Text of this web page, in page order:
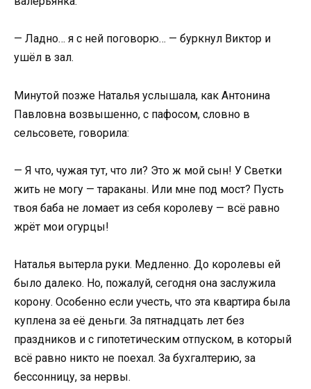
— Ладно… я с ней поговорю… — буркнул Виктор и
ушёл в зал.
Минутой позже Наталья услышала, как Антонина
Павловна возвышенно, с пафосом, словно в
сельсовете, говорила:
— Я что, чужая тут, что ли? Это ж мой сын! У Светки
жить не могу — тараканы. Или мне под мост? Пусть
твоя баба не ломает из себя королеву — всё равно
жрёт мои огурцы!
Наталья вытерла руки. Медленно. До королевы ей
было далеко. Но, пожалуй, сегодня она заслужила
корону. Особенно если учесть, что эта квартира была
куплена за её деньги. За пятнадцать лет без
праздников и с гипотетическим отпуском, в который
всё равно никто не поехал. За бухгалтерию, за
бессонницу, за нервы.